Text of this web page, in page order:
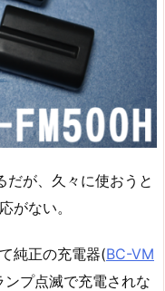
が、久々に使おうと
がない。
純正の充電器(BC-VM
プ点滅で充電されな